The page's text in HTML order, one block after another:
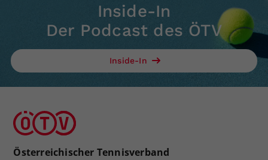
Inside-In
Der Podcast des ÖTV
Inside-In
Österreichischer Tennisverband